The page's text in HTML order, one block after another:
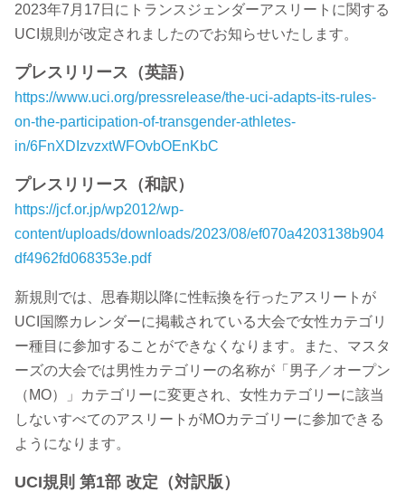
2023年7月17日にトランスジェンダーアスリートに関する
UCI規則が改定されましたのでお知らせいたします。
プレスリリース（英語）
https://www.uci.org/pressrelease/the-uci-adapts-its-rules-
on-the-participation-of-transgender-athletes-
in/6FnXDIzvzxtWFOvbOEnKbC
プレスリリース（和訳）
https://jcf.or.jp/wp2012/wp-
content/uploads/downloads/2023/08/ef070a4203138b904
df4962fd068353e.pdf
新規則では、思春期以降に性転換を行ったアスリートが
UCI国際カレンダーに掲載されている大会で女性カテゴリ
ー種目に参加することができなくなります。また、マスタ
ーズの大会では男性カテゴリーの名称が「男子／オープン
（MO）」カテゴリーに変更され、女性カテゴリーに該当
しないすべてのアスリートがMOカテゴリーに参加できる
ようになります。
UCI規則 第1部 改定（対訳版）